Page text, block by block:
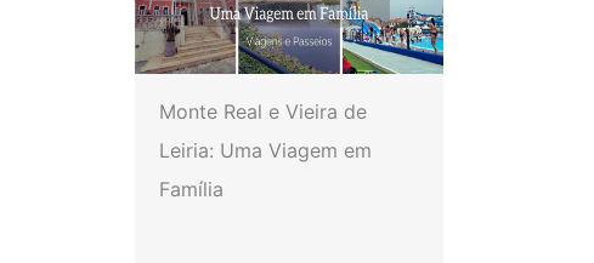
Monte Real e Vieira de
Leiria: Uma Viagem em
Família